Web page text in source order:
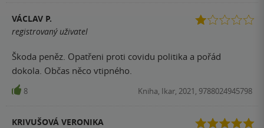
VÁCLAV P.
registrovaný uživatel
Škoda peněz. Opatřeni proti covidu politika a pořád
dokola. Občas něco vtipného.
8 Kniha, Ikar, 2021, 9788024945798
KRIVUŠOVÁ VERONIKA